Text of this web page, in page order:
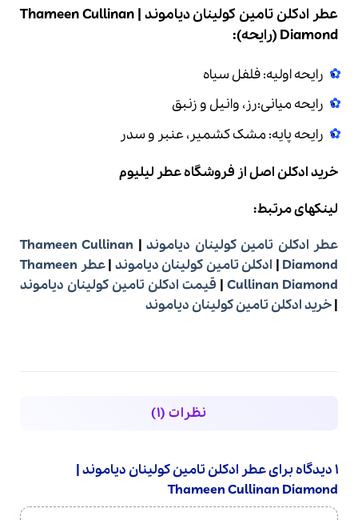
عطر ادکلن تامین کولینان دیاموند | Thameen Cullinan
Diamond (رایحه):
رایحه اولیه:فلفل سیاه
رایحه میانی:رز، وانیل و زنبق
رایحه پایه: مشک کشمیر، عنبر و سدر
خرید ادکلن اصلاز فروشگاه عطر لیلیوم
لینکهای مرتبط:
عطر ادکلن تامین کولینان دیاموند|
Thameen Cullinan
Diamond
| ادکلن تامین کولینان دیاموند |
عطر Thameen
Cullinan Diamond
| قیمت ادکلن تامین کولینان دیاموند
|خرید ادکلن تامین کولینان دیاموند
نظرات (1)
1 دیدگاه برای
عطر ادکلن تامین کولینان دیاموند |
Thameen Cullinan Diamond